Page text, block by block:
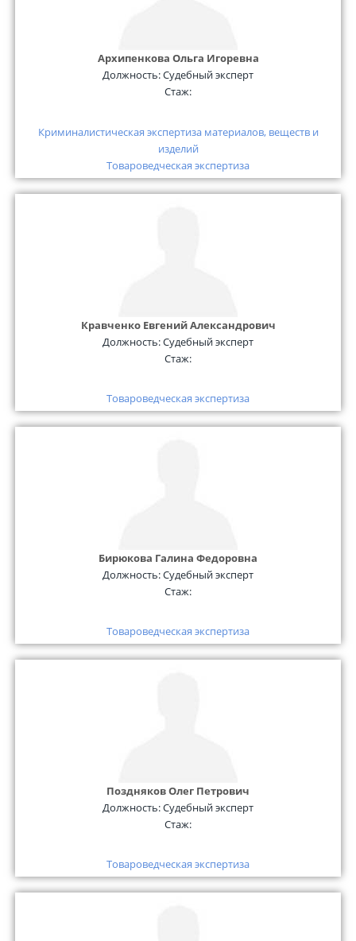
Архипенкова Ольга Игоревна
Должность:Судебный эксперт
Стаж:
Криминалистическая экспертиза материалов, веществ и
изделий
Товароведческая экспертиза
Кравченко Евгений Александрович
Должность:Судебный эксперт
Стаж:
Товароведческая экспертиза
Бирюкова Галина Федоровна
Должность:Судебный эксперт
Стаж:
Товароведческая экспертиза
Поздняков Олег Петрович
Должность:Судебный эксперт
Стаж:
Товароведческая экспертиза